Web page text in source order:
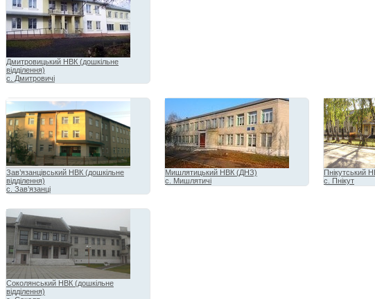
Дмитровицький НВК (дошкільне
відділення)
с. Дмитровичі
Зав’язанцівський НВК (дошкільне
відділення)
с. Зав’язанці
Мишлятицький НВК (ДНЗ)
с. Мишлятичі
Пнікутський
с. Пнікут
Соколянський НВК (дошкільне
відділення)